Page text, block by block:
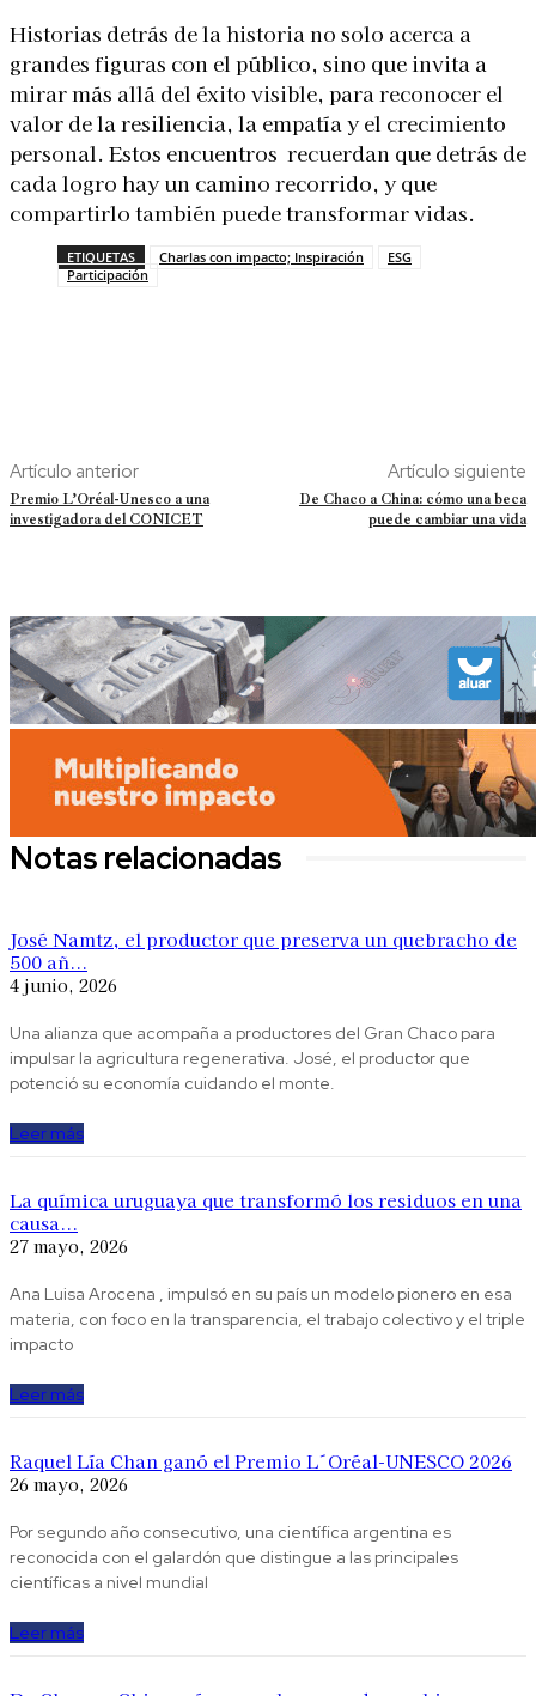
Historias detrás de la historia no solo acerca a
grandes figuras con el público, sino que invita a
mirar más allá del éxito visible, para reconocer el
valor de la resiliencia, la empatía y el crecimiento
personal. Estos encuentros recuerdan que detrás de
cada logro hay un camino recorrido, y que
compartirlo también puede transformar vidas.
ETIQUETAS Charlas con impacto; Inspiración
ESG
Participación
Artículo anterior
Premio L’Oréal-Unesco a una
investigadora del CONICET
Artículo siguiente
De Chaco a China: cómo una beca
puede cambiar una vida
Notas relacionadas
José Namtz, el productor que preserva un quebracho de
500 añ...
4 junio, 2026
Una alianza que acompaña a productores del Gran Chaco para
impulsar la agricultura regenerativa. José, el productor que
potenció su economía cuidando el monte.
Leer más
La química uruguaya que transformó los residuos en una
causa...
27 mayo, 2026
Ana Luisa Arocena , impulsó en su país un modelo pionero en esa
materia, con foco en la transparencia, el trabajo colectivo y el triple
impacto
Leer más
Raquel Lía Chan ganó el Premio L´Oréal-UNESCO 2026
26 mayo, 2026
Por segundo año consecutivo, una científica argentina es
reconocida con el galardón que distingue a las principales
científicas a nivel mundial
Leer más